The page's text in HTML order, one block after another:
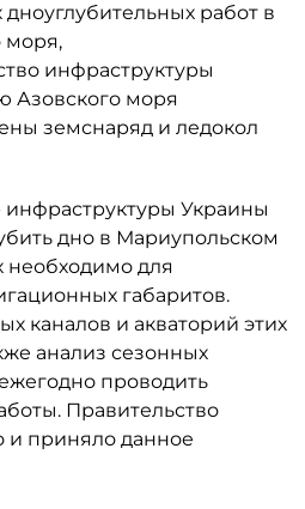
работ в
моря,
инфраструктуры
Азовского моря
земснаряд и ледокол
инфраструктуры Украины
дно в Мариупольском
необходимо для
габаритов.
каналов и акваторий этих
анализ сезонных
проводить
Правительство
и приняло данное